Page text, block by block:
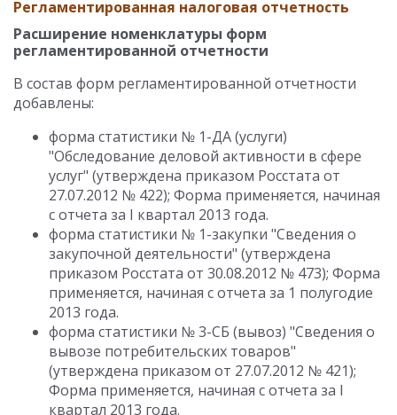
Регламентированная налоговая отчетность
Расширение номенклатуры форм
регламентированной отчетности
В состав форм регламентированной отчетности
добавлены:
форма статистики № 1-ДА (услуги)
"Обследование деловой активности в сфере
услуг" (утверждена приказом Росстата от
27.07.2012 № 422); Форма применяется, начиная
с отчета за I квартал 2013 года.
форма статистики № 1-закупки "Сведения о
закупочной деятельности" (утверждена
приказом Росстата от 30.08.2012 № 473); Форма
применяется, начиная с отчета за 1 полугодие
2013 года.
форма статистики № 3-СБ (вывоз) "Сведения о
вывозе потребительских товаров"
(утверждена приказом от 27.07.2012 № 421);
Форма применяется, начиная с отчета за I
квартал 2013 года.